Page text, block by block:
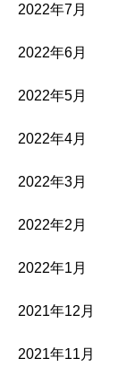
2022年7月
2022年6月
2022年5月
2022年4月
2022年3月
2022年2月
2022年1月
2021年12月
2021年11月